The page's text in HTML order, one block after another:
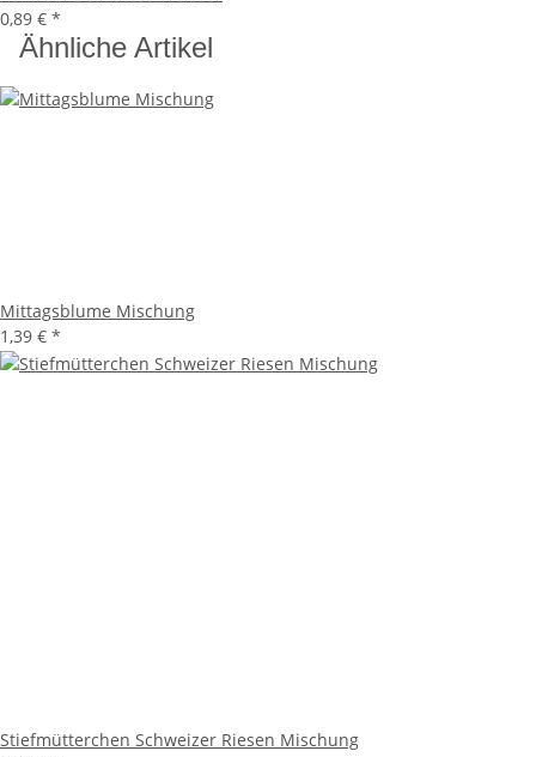
0,89 € *
Ähnliche Artikel
Mittagsblume Mischung
1,39 € *
Stiefmütterchen Schweizer Riesen Mischung